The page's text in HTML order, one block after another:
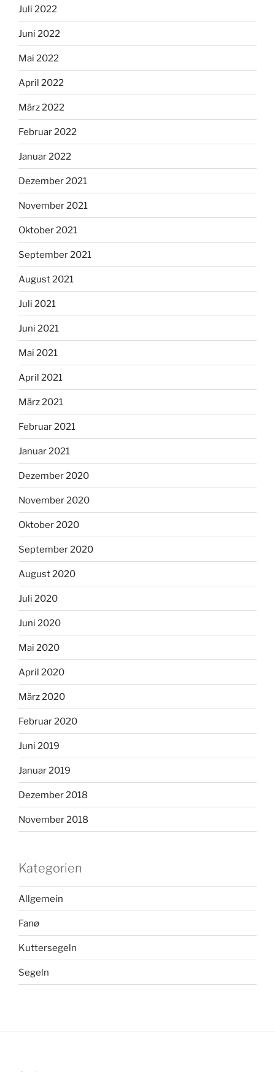
Juli 2022
Juni 2022
Mai 2022
April 2022
März 2022
Februar 2022
Januar 2022
Dezember 2021
November 2021
Oktober 2021
September 2021
August 2021
Juli 2021
Juni 2021
Mai 2021
April 2021
März 2021
Februar 2021
Januar 2021
Dezember 2020
November 2020
Oktober 2020
September 2020
August 2020
Juli 2020
Juni 2020
Mai 2020
April 2020
März 2020
Februar 2020
Juni 2019
Januar 2019
Dezember 2018
November 2018
Kategorien
Allgemein
Fanø
Kuttersegeln
Segeln